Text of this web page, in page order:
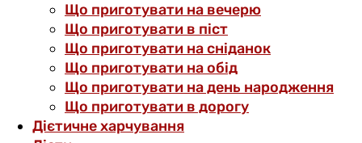
Що приготувати на вечерю
Що приготувати в піст
Що приготувати на сніданок
Що приготувати на обід
Що приготувати на день народження
Що приготувати в дорогу
Дієтичне харчування